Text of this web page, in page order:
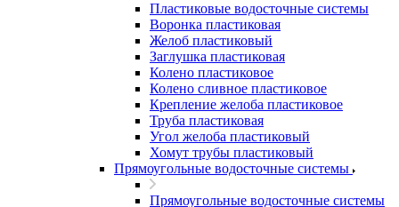
Пластиковые водосточные системы
Воронка пластиковая
Желоб пластиковый
Заглушка пластиковая
Колено пластиковое
Колено сливное пластиковое
Крепление желоба пластиковое
Труба пластиковая
Угол желоба пластиковый
Хомут трубы пластиковый
Прямоугольные водосточные системы
Прямоугольные водосточные системы